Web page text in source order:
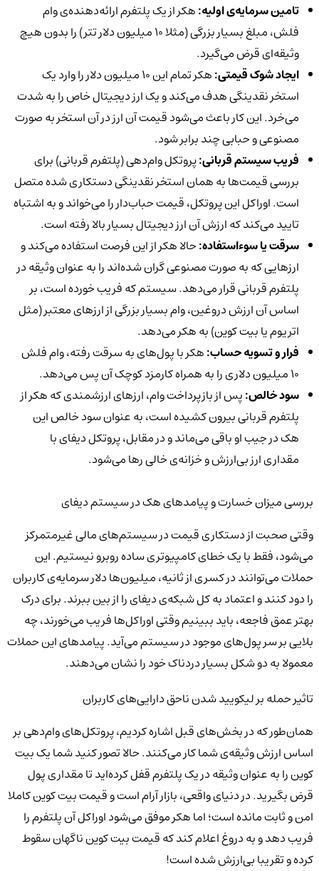
تامین سرمایه‌ی اولیه:هکر از یک پلتفرم ارائه‌دهنده‌ی وام
فلش، مبلغ بسیار بزرگی (مثلا 10 میلیون دلار تتر) را بدون هیچ
وثیقه‌ای قرض می‌گیرد.
ایجاد شوک قیمتی:
هکر تمام این 10 میلیون دلار را وارد یک
استخر نقدینگی هدف می‌کند و یک ارز دیجیتال خاص را به شدت
می‌خرد. این کار باعث می‌شود قیمت آن ارز در آن استخر به صورت
مصنوعی و حبابی چند برابر شود.
فریب سیستم قربانی:پروتکل وام‌دهی (پلتفرم قربانی) برای
بررسی قیمت‌ها به همان استخر نقدینگی دستکاری شده متصل
است. اوراکل این پروتکل، قیمت حباب‌دار را می‌خواند و به اشتباه
تایید می‌کند که ارزش آن ارز دیجیتال بسیار بالا رفته است.
سرقت یا سوءاستفاده:حالا هکر از این فرصت استفاده می‌کند و
ارزهایی که به صورت مصنوعی گران شده‌اند را به عنوان وثیقه در
پلتفرم قربانی قرار می‌دهد. سیستم که فریب خورده است، بر
اساس آن ارزش دروغین، وام بسیار بزرگی از ارزهای معتبر (مثل
اتریوم یا بیت کوین) به هکر می‌دهد.
فرار و تسویه حساب:هکر با پول‌های به سرقت رفته، وام فلش
10 میلیون دلاری را به همراه کارمزد کوچک آن پس می‌دهد.
سود خالص:پس از بازپرداخت وام، ارزهای ارزشمندی که هکر از
پلتفرم قربانی بیرون کشیده است، به عنوان سود خالص این
هک در جیب او باقی می‌ماند و در مقابل، پروتکل دیفای با
مقداری ارز بی‌ارزش و خزانه‌ی خالی رها می‌شود.
بررسی میزان خسارت و پیامدهای هک در سیستم دیفای
وقتی صحبت از دستکاری قیمت در سیستم‌های مالی غیرمتمرکز
می‌شود، فقط با یک خطای کامپیوتری ساده روبرو نیستیم. این
حملات می‌توانند در کسری از ثانیه، میلیون‌ها دلار سرمایه‌ی کاربران
را دود کنند و اعتماد به کل شبکه‌ی دیفای را از بین ببرند. برای درک
بهتر عمق فاجعه، باید ببینیم وقتی اوراکل‌ها فریب می‌خورند، چه
بلایی بر سر پول‌های موجود در سیستم می‌آید. پیامدهای این حملات
معمولا به دو شکل بسیار دردناک خود را نشان می‌دهند.
تاثیر حمله بر لیکویید شدن ناحق دارایی‌های کاربران
همان‌طور که در بخش‌های قبل اشاره کردیم، پروتکل‌های وام‌دهی بر
اساس ارزش وثیقه‌ی شما کار می‌کنند. حالا تصور کنید شما یک بیت
کوین را به عنوان وثیقه در یک پلتفرم قفل کرده‌اید تا مقداری پول
قرض بگیرید. در دنیای واقعی، بازار آرام است و قیمت بیت کوین کاملا
امن و ثابت مانده است؛ اما هکر موفق می‌شود اوراکل آن پلتفرم را
فریب دهد و به دروغ اعلام کند که قیمت بیت کوین ناگهان سقوط
کرده و تقریبا بی‌ارزش شده است!